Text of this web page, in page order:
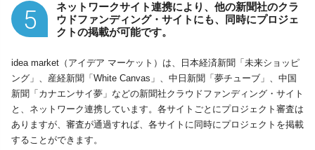
5
ネットワークサイト連携により、他の新聞社のクラ
ウドファンディング・サイトにも、同時にプロジェ
クトの掲載が可能です。
idea market（アイデア マーケット）は、日本経済新聞「未来ショッピ
ング」、産経新聞「White Canvas」、中日新聞「夢チューブ」、中国
新聞「カナエンサイ夢」などの新聞社クラウドファンディング・サイト
と、ネットワーク連携しています。各サイトごとにプロジェクト審査は
ありますが、審査が通過すれば、各サイトに同時にプロジェクトを掲載
することができます。